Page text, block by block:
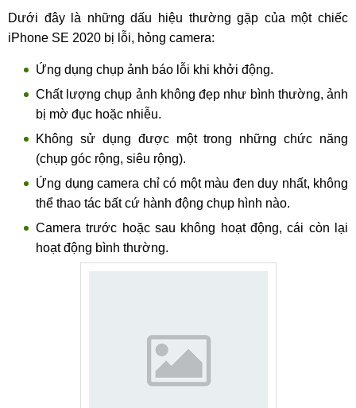
Dưới đây là những dấu hiệu thường gặp của một chiếc
iPhone SE 2020 bị lỗi, hỏng camera:
Ứng dụng chụp ảnh báo lỗi khi khởi động.
Chất lượng chụp ảnh không đẹp như bình thường, ảnh
bị mờ đục hoặc nhiễu.
Không sử dụng được một trong những chức năng
(chụp góc rộng, siêu rộng).
Ứng dụng camera chỉ có một màu đen duy nhất, không
thể thao tác bất cứ hành động chụp hình nào.
Camera trước hoặc sau không hoạt động, cái còn lại
hoạt động bình thường.